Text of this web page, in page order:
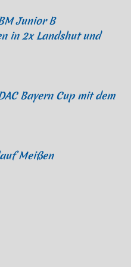
Junior B
in 2x Landshut und
Bayern Cup mit dem
Meißen